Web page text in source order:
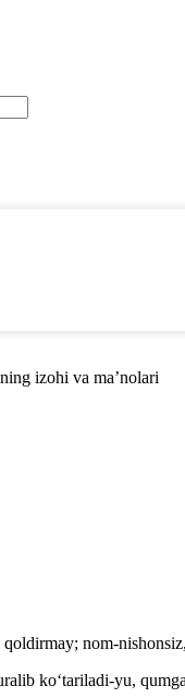
izohi va ma’nolari
nom-
koʻtariladi-yu,